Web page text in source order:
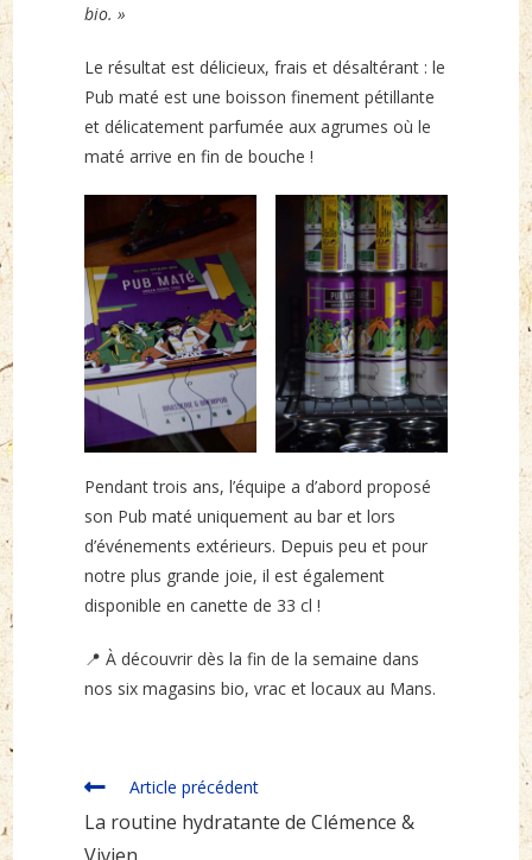
bio. »
Le résultat est délicieux, frais et désaltérant : le
Pub maté est une boisson finement pétillante
et délicatement parfumée aux agrumes où le
maté arrive en fin de bouche !
Pendant trois ans, l’équipe a d’abord proposé
son Pub maté uniquement au bar et lors
d’événements extérieurs. Depuis peu et pour
notre plus grande joie, il est également
disponible en canette de 33 cl !
📍 À découvrir dès la fin de la semaine dans
nos six magasins bio, vrac et locaux au Mans.
Read
articles
Article précédent
La routine hydratante de Clémence &